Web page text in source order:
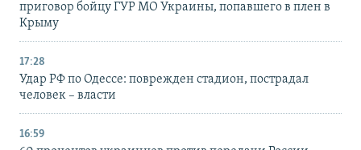
приговор бойцу ГУР МО Украины, попавшего в плен в
Крыму
17:28
Удар РФ по Одессе: поврежден стадион, пострадал
человек – власти
16:59